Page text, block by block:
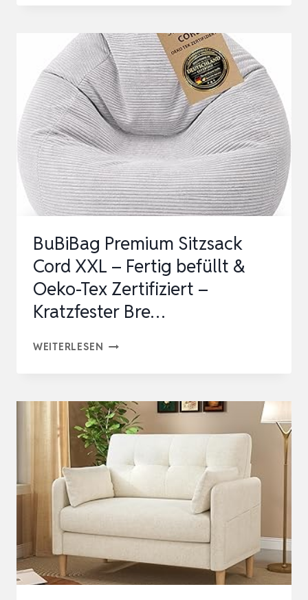
MUSCHELFORM
FÜR
ERWACHSENE,
BIG
BEANBAG
SOFA
MIT
WEICHER
FÜLLUNG
KUN…
BuBiBag Premium Sitzsack
Cord XXL – Fertig befüllt &
Oeko-Tex Zertifiziert –
Kratzfester Bre…
WEITERLESEN BUBIBAG
CORD
XXL
–
FERTIG
BEFÜLLT
OEKO-
ZERTIFIZIERT